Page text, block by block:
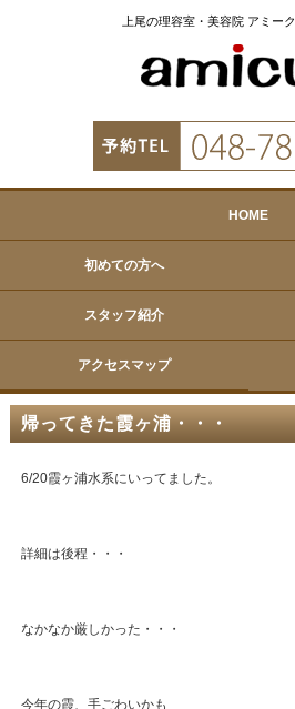
上尾の理容室・美容院 アミー
HOME
初めての方へ
スタッフ紹介
アクセスマップ
帰ってきた霞ヶ浦・・・
6/20霞ヶ浦水系にいってました。
詳細は後程・・・
なかなか厳しかった・・・
今年の霞、手ごわいかも